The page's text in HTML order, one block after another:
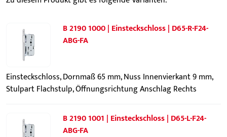
B 2190 1000 | Einsteckschloss | D65-R-F24-
ABG-FA
Einsteckschloss, Dornmaß 65 mm, Nuss Innenvierkant 9 mm,
Stulpart Flachstulp, Öffnungsrichtung Anschlag Rechts
B 2190 1001 | Einsteckschloss | D65-L-F24-
ABG-FA